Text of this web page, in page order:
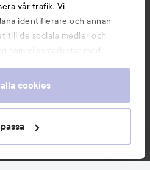
vår trafik. Vi
identifierare och annan
till de sociala medier och
som vi samarbetar med.
eller som de har
av vår webbplats.
kan ändra inställningarna för
cookies